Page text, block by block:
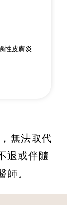
性皮膚炎
無法取代
退或伴隨
。